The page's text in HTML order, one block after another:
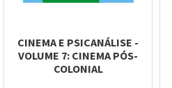
CINEMA E PSICANÁLISE -
VOLUME 7: CINEMA PÓS-
COLONIAL